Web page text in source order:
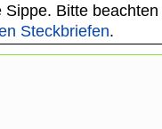
Sippe. Bitte
Steckbriefen.